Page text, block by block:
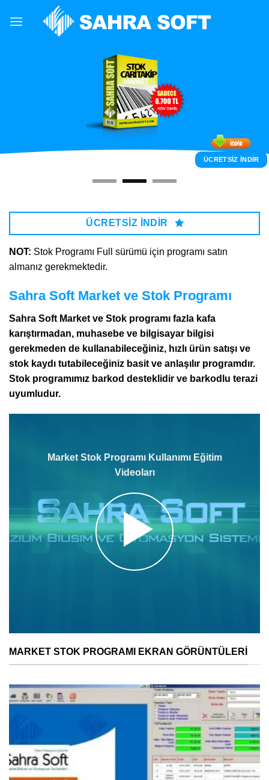
ÜCRETSİZ İNDİR
ÜCRETSİZ İNDİR
ÜCRETSIZ INDIR
ÜCRETSİZ İNDİR
NOT: Stok Programı Full sürümü için programı satın
almanız gerekmektedir.
Sahra Soft Market ve Stok Programı
Sahra Soft Market ve Stok programı fazla kafa
karıştırmadan, muhasebe ve bilgisayar bilgisi
gerekmeden de kullanabileceğiniz, hızlı ürün satışı ve
stok kaydı tutabileceğiniz basit ve anlaşılır programdır.
Stok programımız barkod desteklidir ve barkodlu terazi
uyumludur.
Market Stok Programı Kullanımı Eğitim
Videoları
MARKET STOK PROGRAMI EKRAN GÖRÜNTÜLERI